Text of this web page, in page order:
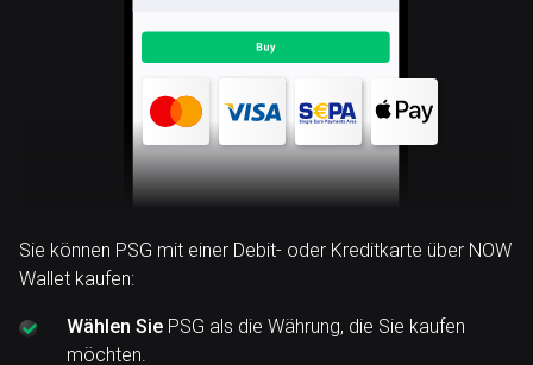
Sie können PSG mit einer Debit- oder Kreditkarte über NOW
Wallet kaufen:
Wählen Sie PSG als die Währung, die Sie kaufen
möchten.